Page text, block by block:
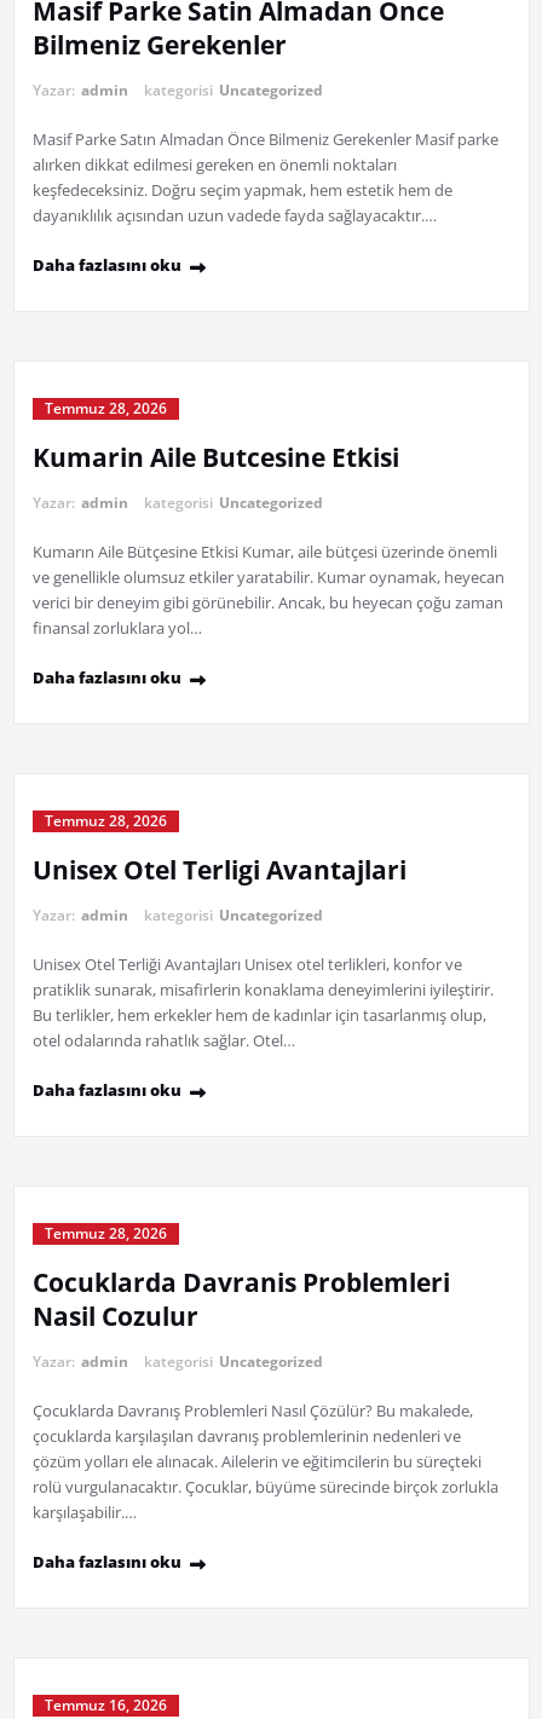
Masif Parke Satin Almadan Once
Bilmeniz Gerekenler
Yazar: admin kategorisi Uncategorized
Masif Parke Satın Almadan Önce Bilmeniz Gerekenler Masif parke
alırken dikkat edilmesi gereken en önemli noktaları
keşfedeceksiniz. Doğru seçim yapmak, hem estetik hem de
dayanıklılık açısından uzun vadede fayda sağlayacaktır.…
Daha fazlasını oku
Temmuz 28, 2026
Kumarin Aile Butcesine Etkisi
Yazar: admin kategorisi Uncategorized
Kumarın Aile Bütçesine Etkisi Kumar, aile bütçesi üzerinde önemli
ve genellikle olumsuz etkiler yaratabilir. Kumar oynamak, heyecan
verici bir deneyim gibi görünebilir. Ancak, bu heyecan çoğu zaman
finansal zorluklara yol…
Daha fazlasını oku
Temmuz 28, 2026
Unisex Otel Terligi Avantajlari
Yazar: admin kategorisi Uncategorized
Unisex Otel Terliği Avantajları Unisex otel terlikleri, konfor ve
pratiklik sunarak, misafirlerin konaklama deneyimlerini iyileştirir.
Bu terlikler, hem erkekler hem de kadınlar için tasarlanmış olup,
otel odalarında rahatlık sağlar. Otel…
Daha fazlasını oku
Temmuz 28, 2026
Cocuklarda Davranis Problemleri
Nasil Cozulur
Yazar: admin kategorisi Uncategorized
Çocuklarda Davranış Problemleri Nasıl Çözülür? Bu makalede,
çocuklarda karşılaşılan davranış problemlerinin nedenleri ve
çözüm yolları ele alınacak. Ailelerin ve eğitimcilerin bu süreçteki
rolü vurgulanacaktır. Çocuklar, büyüme sürecinde birçok zorlukla
karşılaşabilir.…
Daha fazlasını oku
Temmuz 16, 2026